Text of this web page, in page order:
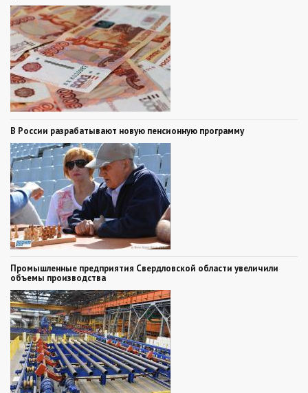
В России разрабатывают новую пенсионную программу
Промышленные предприятия Свердловской области увеличили
объемы производства